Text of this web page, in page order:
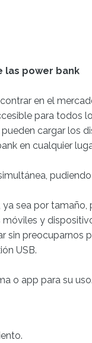
las power bank
en el
para todos
pueden cargar los
en cualquier
ya sea por
y
sin preocuparnos
USB.
o app para su uso.